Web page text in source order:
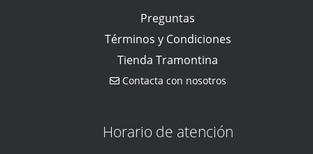
Preguntas
Términos y Condiciones
Tienda Tramontina
Contacta con nosotros
Horario de atención